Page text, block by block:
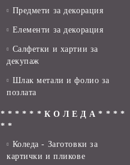
Предмети за декорация
Елементи за декорация
Салфетки и хартии за
декупаж
Шлак метали и фолио за
позлата
* * * * * * К О Л Е Д А * * * *
* *
Коледа - Заготовки за
картички и пликове